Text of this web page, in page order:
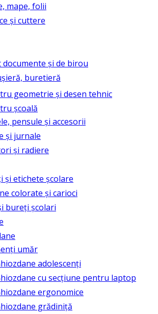
mape, folii
și cuttere
documente și de birou
buretieră
geometrie și desen tehnic
școală
pensule și accesorii
și jurnale
și radiere
și etichete școlare
colorate și carioci
bureți școlari
umăr
adolescenți
cu secțiune pentru laptop
ergonomice
grădiniță